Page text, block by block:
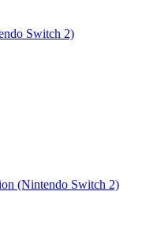
Switch 2)
(Nintendo Switch 2)